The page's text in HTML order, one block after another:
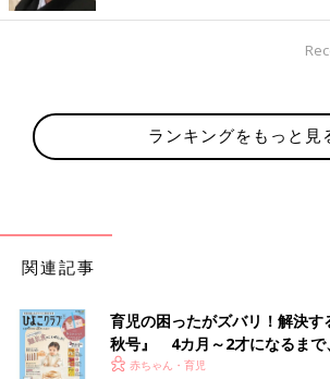
ランキングをもっと見
関連記事
育児の困ったがズバリ！解決す
秋号』 4カ月～2才になるまで
いっぱい！
赤ちゃん・育児